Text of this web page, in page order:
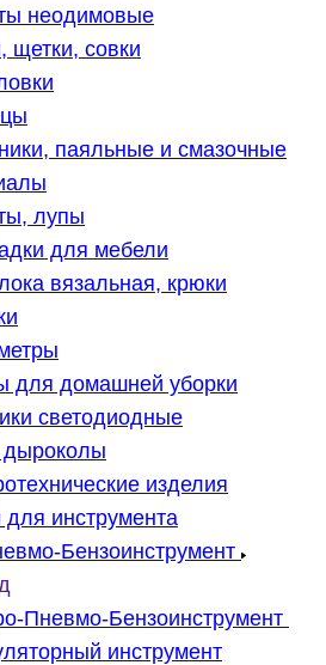
неодимовые
щетки, совки
паяльные и смазочные
лупы
для мебели
вязальная, крюки
для домашней уборки
светодиодные
изделия
инструмента
Бензоинструмент
Пневмо-Бензоинструмент
инструмент